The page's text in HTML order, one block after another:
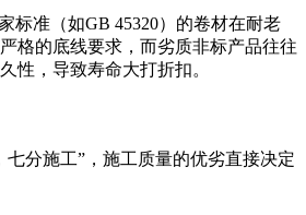
标准（如GB 45320）的卷材在耐老
格的底线要求，而劣质非标产品往往
性，导致寿命大打折扣。
七分施工”，施工质量的优劣直接决定